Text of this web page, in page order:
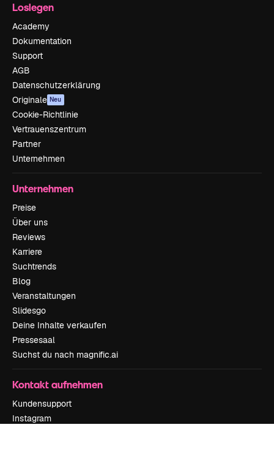
Loslegen
Academy
Dokumentation
Support
AGB
Datenschutzerklärung
Originale Neu
Cookie-Richtlinie
Vertrauenszentrum
Partner
Unternehmen
Unternehmen
Preise
Über uns
Reviews
Karriere
Suchtrends
Blog
Veranstaltungen
Slidesgo
Deine Inhalte verkaufen
Pressesaal
Suchst du nach magnific.ai
Kontakt aufnehmen
Kundensupport
Instagram